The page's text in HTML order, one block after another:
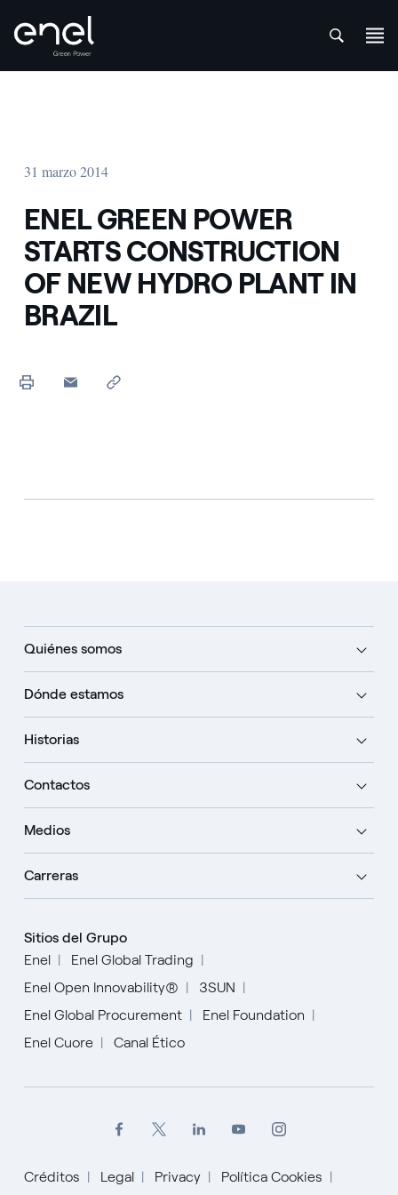
31 marzo 2014
ENEL GREEN POWER
STARTS CONSTRUCTION
OF NEW HYDRO PLANT IN
BRAZIL
Quiénes somos
Dónde estamos
Historias
Contactos
Medios
Carreras
Sitios del Grupo
Enel
Enel Global Trading
Enel Open Innovability®
3SUN
Enel Global Procurement
Enel Foundation
Enel Cuore
Canal Ético
Créditos Legal Privacy Política Cookies